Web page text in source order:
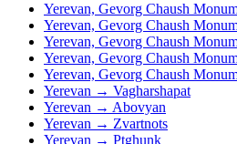
Yerevan, Gevorg Chaush
Yerevan, Gevorg Chaush
Yerevan, Gevorg Chaush
Yerevan, Gevorg Chaush
Yerevan, Gevorg Chaush
Yerevan → Vagharshapat
Yerevan → Abovyan
Yerevan → Zvartnots
Yerevan → Ptghunk